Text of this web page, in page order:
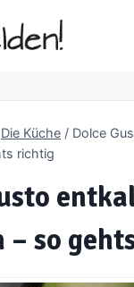
Die Küche / Dolce
richtig
– so